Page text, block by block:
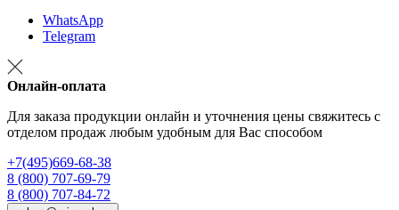
WhatsApp
Telegram
Онлайн-оплата
Для заказа продукции онлайн и уточнения цены свяжитесь с
отделом продаж любым удобным для Вас способом
+7(495)669-68-38
8 (800) 707-69-79
8 (800) 707-84-72